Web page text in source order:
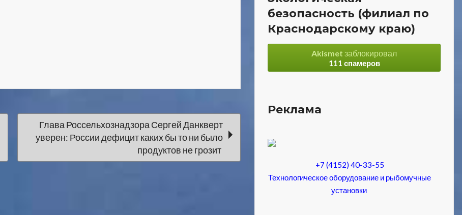
Глава Россельхознадзора Сергей Данкверт
уверен: России дефицит каких бы то ни было
продуктов не грозит
безопасность (филиал по
Краснодарскому краю)
Akismet заблокировал
111 спамеров
Реклама
+7 (4152) 40-33-55
Технологическое оборудование и рыбомучные
установки